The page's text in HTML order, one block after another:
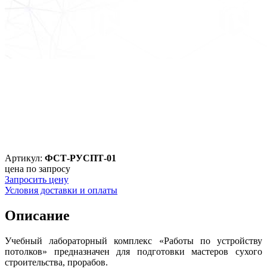
Артикул: ФСТ-РУСПТ-01
цена по запросу
Запросить цену
Условия доставки и оплаты
Описание
Учебный лабораторный комплекс «Работы по устройству
потолков» предназначен для подготовки мастеров сухого
строительства, прорабов.